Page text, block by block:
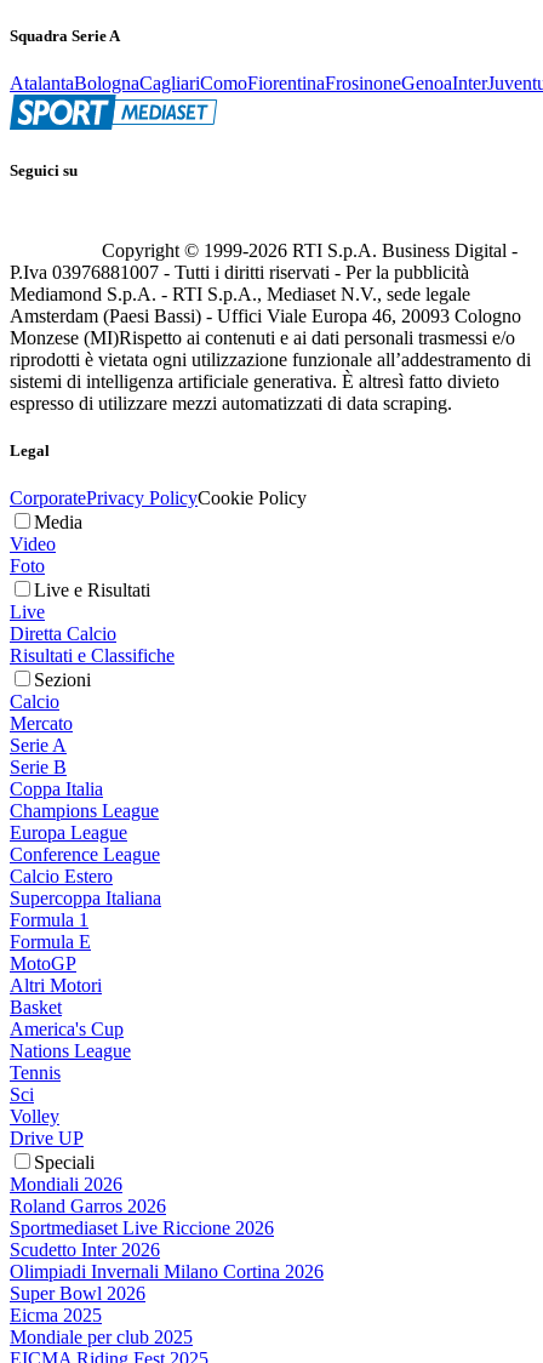
Squadra Serie A
AtalantaBolognaCagliariComoFiorentinaFrosinoneGenoaInter
Seguici su
Copyright © 1999-2026 RTI S.p.A. Business Digital -
P.Iva 03976881007 - Tutti i diritti riservati - Per la pubblicità
Mediamond S.p.A. - RTI S.p.A., Mediaset N.V., sede legale
Amsterdam (Paesi Bassi) - Uffici Viale Europa 46, 20093 Cologno
Monzese (MI)Rispetto ai contenuti e ai dati personali trasmessi e/o
riprodotti è vietata ogni utilizzazione funzionale all’addestramento di
sistemi di intelligenza artificiale generativa. È altresì fatto divieto
espresso di utilizzare mezzi automatizzati di data scraping.
Legal
CorporatePrivacy PolicyCookie Policy
Media
Video
Foto
Live e Risultati
Live
Diretta Calcio
Risultati e Classifiche
Sezioni
Calcio
Mercato
Serie A
Serie B
Coppa Italia
Champions League
Europa League
Conference League
Calcio Estero
Supercoppa Italiana
Formula 1
Formula E
MotoGP
Altri Motori
Basket
America's Cup
Nations League
Tennis
Sci
Volley
Drive UP
Speciali
Mondiali 2026
Roland Garros 2026
Sportmediaset Live Riccione 2026
Scudetto Inter 2026
Olimpiadi Invernali Milano Cortina 2026
Super Bowl 2026
Eicma 2025
Mondiale per club 2025